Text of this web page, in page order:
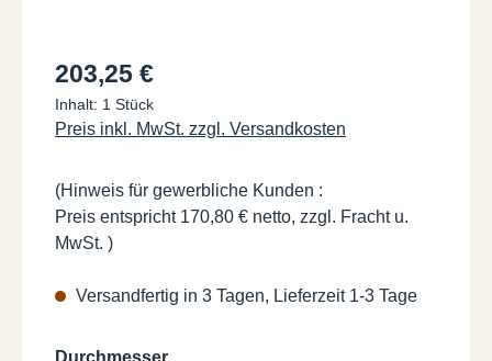
Regulärer Preis:
203,25 €
Inhalt: 1 Stück
Preis inkl. MwSt. zzgl. Versandkosten
(Hinweis für gewerbliche Kunden :
Preis entspricht 170,80 € netto, zzgl. Fracht u.
MwSt. )
Versandfertig in 3 Tagen, Lieferzeit 1-3 Tage
Durchmesserauswählen